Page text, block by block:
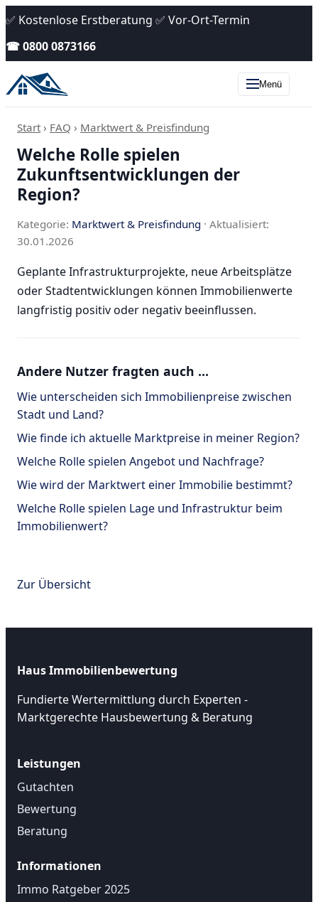
✅ Kostenlose Erstberatung ✅ Vor-Ort-Termin
☎ 0800 0873166
Menü
Start › FAQ › Marktwert & Preisfindung
Welche Rolle spielen
Zukunftsentwicklungen der
Region?
Kategorie: Marktwert & Preisfindung · Aktualisiert:
30.01.2026
Geplante Infrastrukturprojekte, neue Arbeitsplätze
oder Stadtentwicklungen können Immobilienwerte
langfristig positiv oder negativ beeinflussen.
Andere Nutzer fragten auch …
Wie unterscheiden sich Immobilienpreise zwischen
Stadt und Land?
Wie finde ich aktuelle Marktpreise in meiner Region?
Welche Rolle spielen Angebot und Nachfrage?
Wie wird der Marktwert einer Immobilie bestimmt?
Welche Rolle spielen Lage und Infrastruktur beim
Immobilienwert?
Zur Übersicht
Haus Immobilienbewertung
Fundierte Wertermittlung durch Experten -
Marktgerechte Hausbewertung & Beratung
Leistungen
Gutachten
Bewertung
Beratung
Informationen
Immo Ratgeber 2025